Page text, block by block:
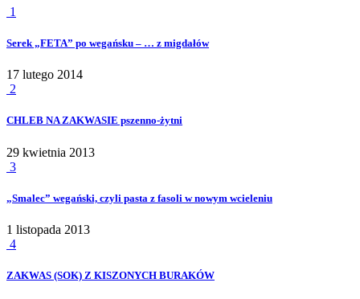
1
Serek „FETA” po wegańsku – … z migdałów
17 lutego 2014
2
CHLEB NA ZAKWASIE pszenno-żytni
29 kwietnia 2013
3
„Smalec” wegański, czyli pasta z fasoli w nowym wcieleniu
1 listopada 2013
4
ZAKWAS (SOK) Z KISZONYCH BURAKÓW